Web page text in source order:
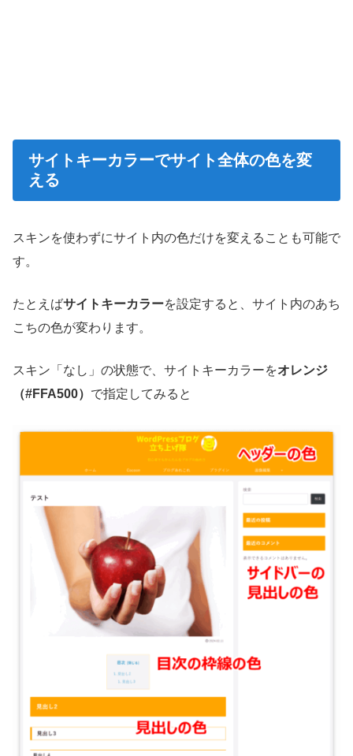
サイトキーカラーでサイト全体の色を変
える
スキンを使わずにサイト内の色だけを変えることも可能で
す。
たとえばサイトキーカラーを設定すると、サイト内のあち
こちの色が変わります。
スキン「なし」の状態で、サイトキーカラーをオレンジ
（#FFA500） で指定してみると